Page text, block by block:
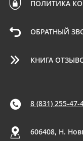
ПОЛИТИКА
ОБРАТНЫЙ
КНИГА
8 (831) 255-47-
606408, Н.